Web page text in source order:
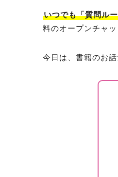
いつでも「質問ル
料のオープンチャ
今日は、書籍のお